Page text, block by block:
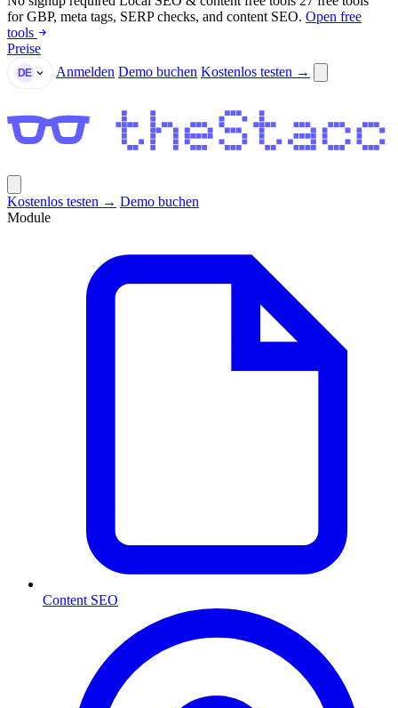
for GBP, meta tags, SERP checks, and content SEO. Open free
tools
Preise
DE Anmelden Demo buchen Kostenlos testen →
Kostenlos testen → Demo buchen
Module
Content SEO